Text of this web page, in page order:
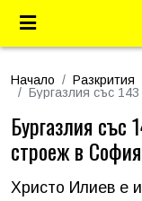
Начало
Разкрития
Бургазлия със
Бургазлия със
строеж в
Христо Илиев е